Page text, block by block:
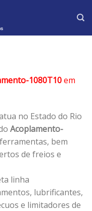
1080T10em
no Estado do Rio
Acoplamento-
bem
de freios e
linha
lubrificantes,
e limitadores de